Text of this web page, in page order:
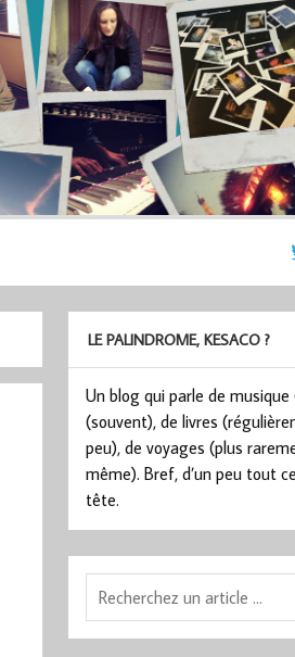
LE PALINDROME, KESACO ?
Un blog qui parle de
(souvent), de livres
peu), de voyages (plus
même). Bref, d’un peu tout
tête.